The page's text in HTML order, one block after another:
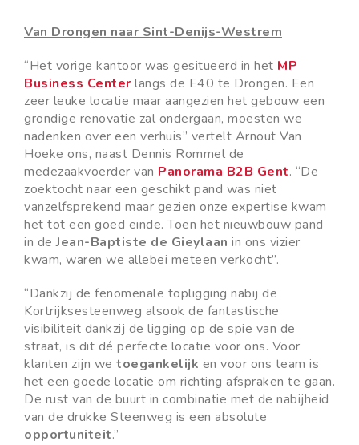
Van Drongen naar Sint-Denijs-Westrem
“Het vorige kantoor was gesitueerd in het MP
Business Center langs de E40 te Drongen. Een
zeer leuke locatie maar aangezien het gebouw een
grondige renovatie zal ondergaan, moesten we
nadenken over een verhuis” vertelt Arnout Van
Hoeke ons, naast Dennis Rommel de
medezaakvoerder van Panorama B2B Gent. “De
zoektocht naar een geschikt pand was niet
vanzelfsprekend maar gezien onze expertise kwam
het tot een goed einde. Toen het nieuwbouw pand
in deJean-Baptiste de Gieylaan in ons vizier
kwam, waren we allebei meteen verkocht”.
“Dankzij de fenomenale topligging nabij de
Kortrijksesteenweg alsook de fantastische
visibiliteit dankzij de ligging op de spie van de
straat, is dit dé perfecte locatie voor ons. Voor
klanten zijn we toegankelijk en voor ons team is
het een goede locatie om richting afspraken te gaan.
De rust van de buurt in combinatie met de nabijheid
van de drukke Steenweg is een absolute
opportuniteit.”